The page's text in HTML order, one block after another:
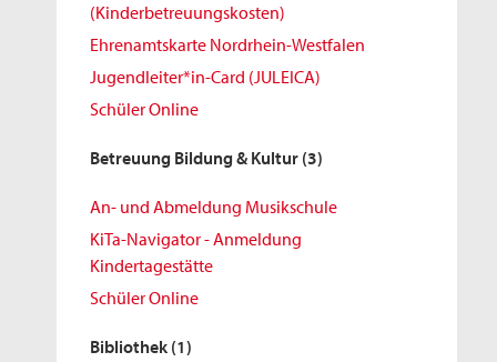
(Kinderbetreuungskosten)
Ehrenamtskarte Nordrhein-Westfalen
Jugendleiter*in-Card (JULEICA)
Schüler Online
Betreuung Bildung & Kultur (3)
An- und Abmeldung Musikschule
KiTa-Navigator - Anmeldung
Kindertagestätte
Schüler Online
Bibliothek (1)